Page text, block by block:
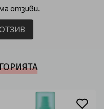
отзиви.